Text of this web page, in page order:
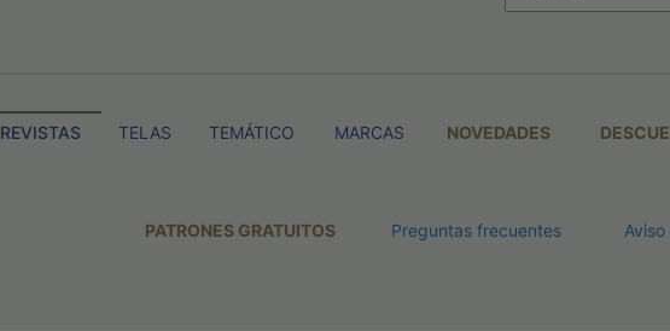
REVISTAS TELAS TEMÁTICO MARCAS NOVEDADES
PATRONES GRATUITOS Preguntas frecuentes